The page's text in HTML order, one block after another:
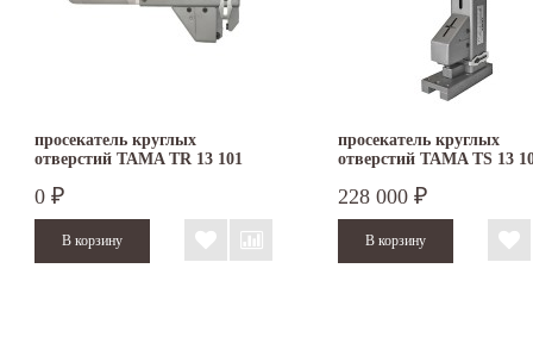
просекатель круглых
отверстий TAMA TR 13 101
0 ₽
просекатель круглых
отверстий TAMA TS 13
228 000 ₽